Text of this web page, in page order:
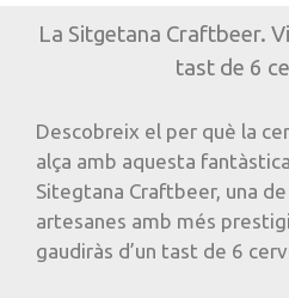
La Sitgetana Craftbeer.
tast de 6
Descobreix el per què la
alça amb aquesta
Sitegtana Craftbeer, una
artesanes amb més
gaudiràs d’un tast de 6